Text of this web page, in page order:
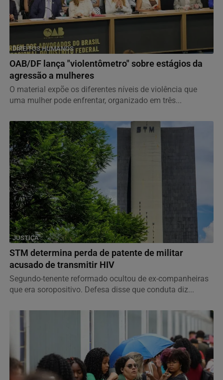
DIREITOS HUMANOS
OAB/DF lança "violentômetro" sobre estágios da
agressão a mulheres
O material expõe os diferentes níveis de violência que
uma mulher pode enfrentar, organizado em três...
JUSTIÇA
STM determina perda de patente de militar
acusado de transmitir HIV
Segundo-tenente reformado ocultou de ex-companheiras
que era soropositivo. Defesa disse que conduta diz...